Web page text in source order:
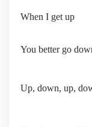
When I get up
You better go
Up, down, up,